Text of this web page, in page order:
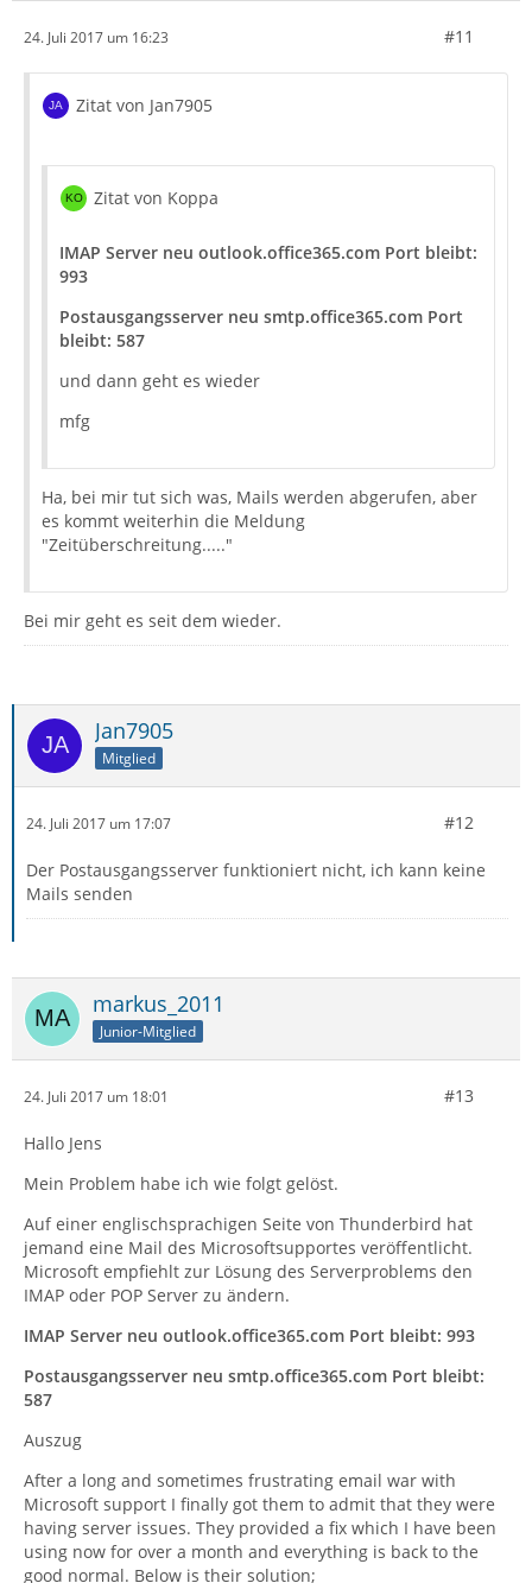
24. Juli 2017 um 16:23 #11
Zitat von Jan7905
Zitat von Koppa
IMAP Server neu outlook.office365.com Port bleibt:
993
Postausgangsserver neu smtp.office365.com Port
bleibt: 587
und dann geht es wieder
mfg
Ha, bei mir tut sich was, Mails werden abgerufen, aber
es kommt weiterhin die Meldung
"Zeitüberschreitung....."
Bei mir geht es seit dem wieder.
Jan7905
Mitglied
24. Juli 2017 um 17:07 #12
Der Postausgangsserver funktioniert nicht, ich kann keine
Mails senden
markus_2011
Junior-Mitglied
24. Juli 2017 um 18:01 #13
Hallo Jens
Mein Problem habe ich wie folgt gelöst.
Auf einer englischsprachigen Seite von Thunderbird hat
jemand eine Mail des Microsoftsupportes veröffentlicht.
Microsoft empfiehlt zur Lösung des Serverproblems den
IMAP oder POP Server zu ändern.
IMAP Server neu outlook.office365.com Port bleibt: 993
Postausgangsserver neu smtp.office365.com Port bleibt:
587
Auszug
After a long and sometimes frustrating email war with
Microsoft support I finally got them to admit that they were
having server issues. They provided a fix which I have been
using now for over a month and everything is back to the
good normal. Below is their solution;